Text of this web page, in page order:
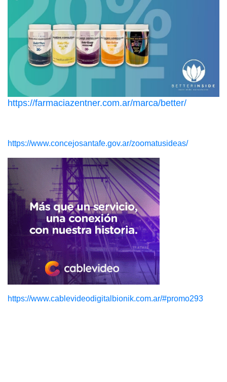
https://farmaciazentner.com.ar/marca/better/
https://www.concejosantafe.gov.ar/zoomatusideas/
https://www.cablevideodigitalbionik.com.ar/#promo293